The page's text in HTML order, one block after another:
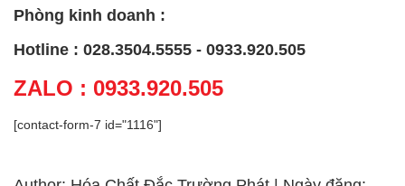
Phòng kinh doanh :
Hotline : 028.3504.5555 - 0933.920.505
ZALO : 0933.920.505
[contact-form-7 id="1116"]